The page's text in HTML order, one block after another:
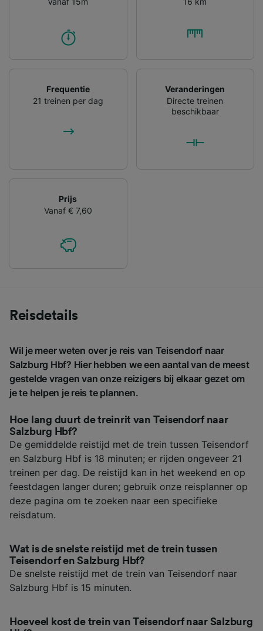
Frequentie
21 treinen per dag
Veranderingen
Directe treinen
beschikbaar
Prijs
Vanaf € 7,60
Reisdetails
Wil je meer weten over je reis van Teisendorf naar
Salzburg Hbf? Hier hebben we een aantal van de meest
gestelde vragen van onze reizigers bij elkaar gezet om
je te helpen je reis te plannen.
Hoe lang duurt de treinrit van Teisendorf naar
Salzburg Hbf?
De gemiddelde reistijd met de trein tussen Teisendorf
en Salzburg Hbf is 18 minuten; er rijden ongeveer 21
treinen per dag. De reistijd kan in het weekend en op
feestdagen langer duren; gebruik onze reisplanner op
deze pagina om te zoeken naar een specifieke
reisdatum.
Wat is de snelste reistijd met de trein tussen
Teisendorf en Salzburg Hbf?
De snelste reistijd met de trein van Teisendorf naar
Salzburg Hbf is 15 minuten.
Hoeveel kost de trein van Teisendorf naar Salzburg